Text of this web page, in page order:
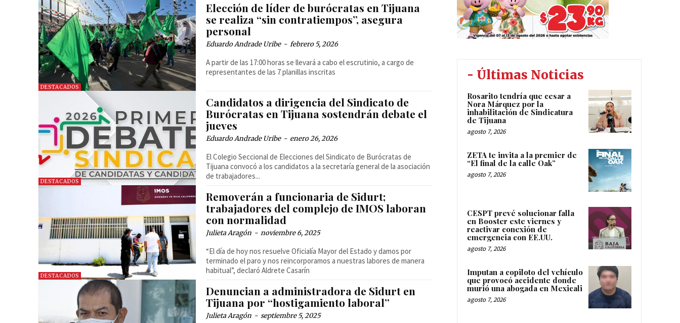
DESTACADOS
Elección de líder de burócratas en Tijuana
se realiza “sin contratiempos”, asegura
personal
Eduardo Andrade Uribe - febrero 5, 2026
A partir de las 17:00 horas se llevará a cabo el escrutinio, a cargo de
representantes de las 7 planillas inscritas
DESTACADOS
Candidatos a dirigencia del Sindicato de
Burócratas en Tijuana sostendrán debate el
jueves
Eduardo Andrade Uribe - enero 26, 2026
El Colegio Seccional de Elecciones del Sindicato de Burócratas de
Tijuana convocó a los candidatos a la secretaría general de la asociación
de trabajadores...
DESTACADOS
Removerán a funcionaria de Sidurt;
trabajadores del complejo de IMOS laboran
con normalidad
Julieta Aragón - noviembre 6, 2025
“El día de hoy nos resuelve Oficialía Mayor del Estado y damos por
terminado el paro y nos reincorporamos a nuestras labores de manera
habitual”, declaró Aldrete Casarín
Denuncian a administradora de Sidurt en
Tijuana por “hostigamiento laboral”
Julieta Aragón - septiembre 5, 2025
- Últimas Noticias
Rosarito tendría que cesar a
Nora Márquez por la
inhabilitación de Sindicatura
de Tijuana
agosto 7, 2026
ZETA te invita a la premier de
“El final de la calle Oak”
agosto 7, 2026
CESPT prevé solucionar falla
en Booster este viernes y
reactivar conexión de
emergencia con EE.UU.
agosto 7, 2026
Imputan a copiloto del vehículo
que provocó accidente donde
murió una abogada en Mexicali
agosto 7, 2026